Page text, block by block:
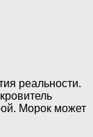
реальности.
Морок может